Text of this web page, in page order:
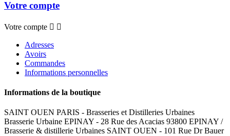
Votre compte
Votre compte  
Adresses
Avoirs
Commandes
Informations personnelles
Informations de la boutique
SAINT OUEN PARIS - Brasseries et Distilleries Urbaines
Brasserie Urbaine EPINAY - 28 Rue des Acacias 93800 EPINAY /
Brasserie & distillerie Urbaines SAINT OUEN - 101 Rue Dr Bauer